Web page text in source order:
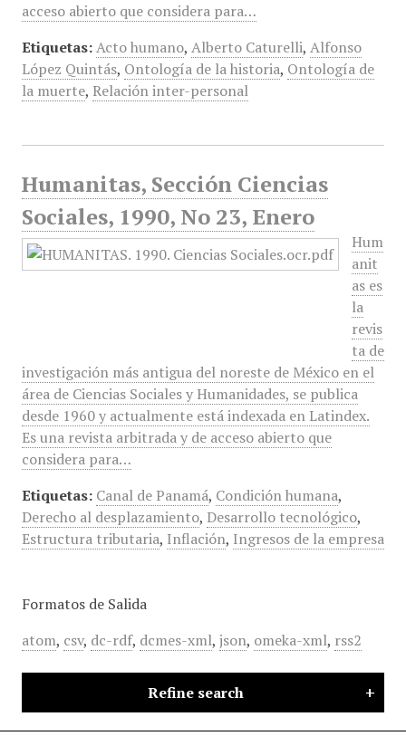
acceso abierto que considera para…
Etiquetas: Acto humano, Alberto Caturelli, Alfonso
López Quintás, Ontología de la historia, Ontología de
la muerte, Relación inter-personal
Humanitas, Sección Ciencias
Sociales, 1990, No 23, Enero
Hum
anit
as es
la
revis
ta de
investigación más antigua del noreste de México en el
área de Ciencias Sociales y Humanidades, se publica
desde 1960 y actualmente está indexada en Latindex.
Es una revista arbitrada y de acceso abierto que
considera para…
Etiquetas: Canal de Panamá, Condición humana,
Derecho al desplazamiento, Desarrollo tecnológico,
Estructura tributaria, Inflación, Ingresos de la empresa
Formatos de Salida
atom, csv, dc-rdf, dcmes-xml, json, omeka-xml, rss2
Refine search